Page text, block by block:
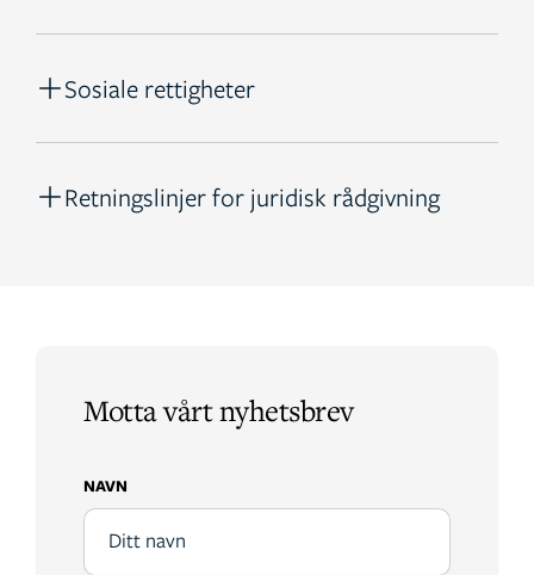
Sosiale rettigheter
Retningslinjer for juridisk rådgivning
Motta vårt nyhetsbrev
NAVN